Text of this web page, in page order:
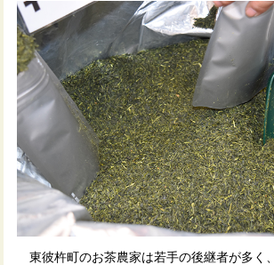
東彼杵町のお茶農家は若手の後継者が多く